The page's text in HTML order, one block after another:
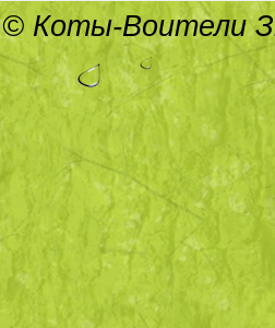
© Коты-Воители